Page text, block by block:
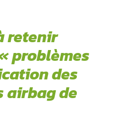
retenir
problèmes
des
airbag de